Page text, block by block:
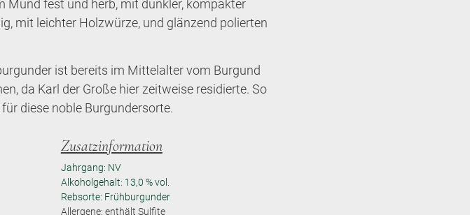
Mund fest und herb, mit dunkler, kompakter
mit leichter Holzwürze, und glänzend polierten
ist bereits im Mittelalter vom Burgund
da Karl der Große hier zeitweise residierte. So
diese noble Burgundersorte.
Zusatzinformation
Jahrgang: NV
Alkoholgehalt: 13,0 % vol.
Rebsorte: Frühburgunder
Allergene: enthält Sulfite